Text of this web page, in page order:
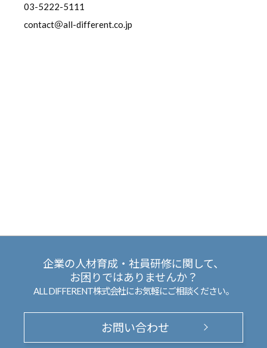
03-5222-5111
contact＠all-different.co.jp
企業の人材育成・社員研修に関して、
お困りではありませんか？
ALL DIFFERENT株式会社にお気軽にご相談ください。
お問い合わせ